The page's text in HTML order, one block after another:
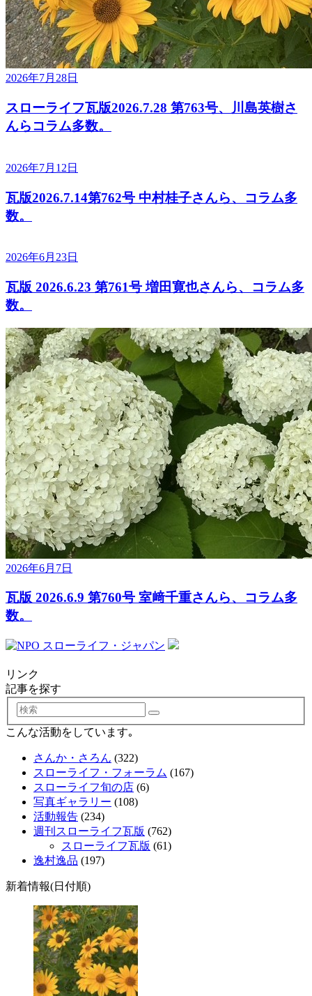
2026年7月28日
スローライフ瓦版2026.7.28 第763号、川島英樹さ
んらコラム多数。
2026年7月12日
瓦版2026.7.14第762号 中村桂子さんら、コラム多
数。
2026年6月23日
瓦版 2026.6.23 第761号 増田寛也さんら、コラム多
数。
2026年6月7日
瓦版 2026.6.9 第760号 室﨑千重さんら、コラム多
数。
リンク
記事を探す
検
索
こんな活動をしています｡
さんか・さろん (322)
スローライフ・フォーラム (167)
スローライフ旬の店 (6)
写真ギャラリー (108)
活動報告 (234)
週刊スローライフ瓦版 (762)
スローライフ瓦版 (61)
逸村逸品 (197)
新着情報(日付順)